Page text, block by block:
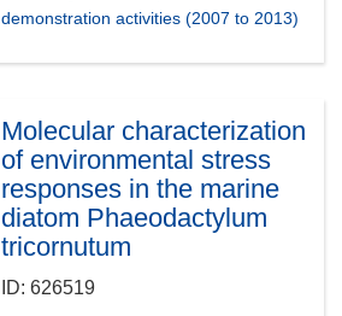
demonstration activities (2007 to 2013)
Molecular characterization
of environmental stress
responses in the marine
diatom Phaeodactylum
tricornutum
ID: 626519